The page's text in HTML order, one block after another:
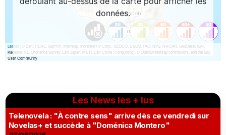
Les News les + lus
Telenovela : "À contre sens" arrive dès ce vendredi sur
Novelas+ et succède à "Doménica Montero"